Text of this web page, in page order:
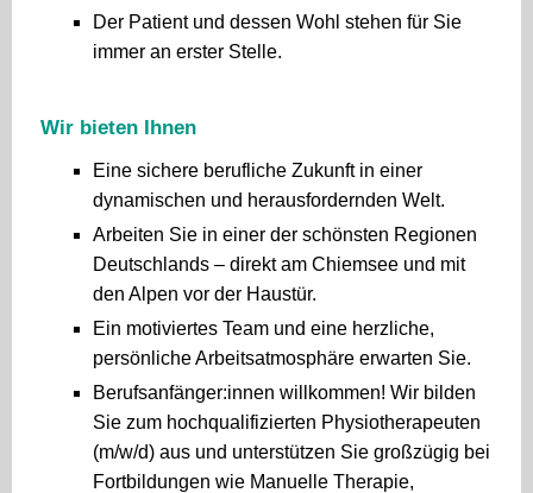
Der Patient und dessen Wohl stehen für Sie
immer an erster Stelle.
Wir bieten Ihnen
Eine sichere berufliche Zukunft in einer
dynamischen und herausfordernden Welt.
Arbeiten Sie in einer der schönsten Regionen
Deutschlands – direkt am Chiemsee und mit
den Alpen vor der Haustür.
Ein motiviertes Team und eine herzliche,
persönliche Arbeitsatmosphäre erwarten Sie.
Berufsanfänger:innen willkommen! Wir bilden
Sie zum hochqualifizierten Physiotherapeuten
(m/w/d) aus und unterstützen Sie großzügig bei
Fortbildungen wie Manuelle Therapie,